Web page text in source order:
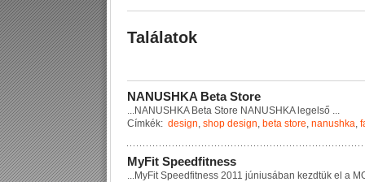
Találatok
NANUSHKA Beta Store
...NAN USH KA Beta Store NAN USH KA ege ső ...
Címkék: design, shop design, beta store, nanushka,
MyFit Speedfitness
...MyFit Speedfitness 2011 júniusában kezdtü k e a M